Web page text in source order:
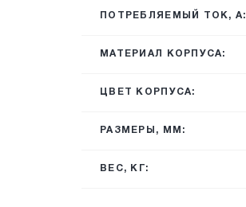
ПОТРЕБЛЯЕМЫЙ ТОК, А:
МАТЕРИАЛ КОРПУСА:
ЦВЕТ КОРПУСА:
РАЗМЕРЫ, ММ:
ВЕС, КГ: